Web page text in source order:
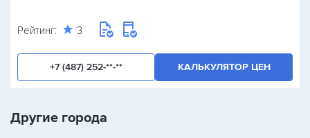
Рейтинг: 3
+7 (487) 252-**-** КАЛЬКУЛЯТОР ЦЕН
Другие города